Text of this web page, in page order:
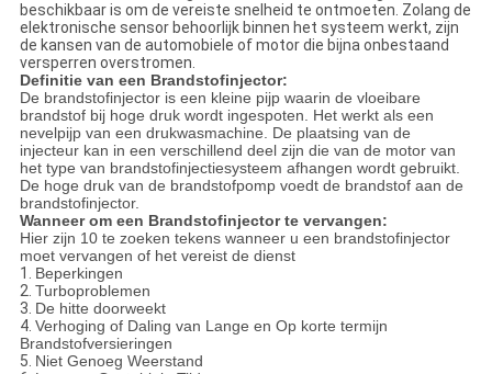
beschikbaar is om de vereiste snelheid te ontmoeten. Zolang de
elektronische sensor behoorlijk binnen het systeem werkt, zijn
de kansen van de automobiele of motor die bijna onbestaand
versperren overstromen.
Definitie van een Brandstofinjector:
De brandstofinjector is een kleine pijp waarin de vloeibare
brandstof bij hoge druk wordt ingespoten. Het werkt als een
nevelpijp van een drukwasmachine. De plaatsing van de
injecteur kan in een verschillend deel zijn die van de motor van
het type van brandstofinjectiesysteem afhangen wordt gebruikt.
De hoge druk van de brandstofpomp voedt de brandstof aan de
brandstofinjector.
Wanneer om een Brandstofinjector te vervangen:
Hier zijn 10 te zoeken tekens wanneer u een brandstofinjector
moet vervangen of het vereist de dienst
1. Beperkingen
2. Turboproblemen
3. De hitte doorweekt
4. Verhoging of Daling van Lange en Op korte termijn
Brandstofversieringen
5. Niet Genoeg Weerstand